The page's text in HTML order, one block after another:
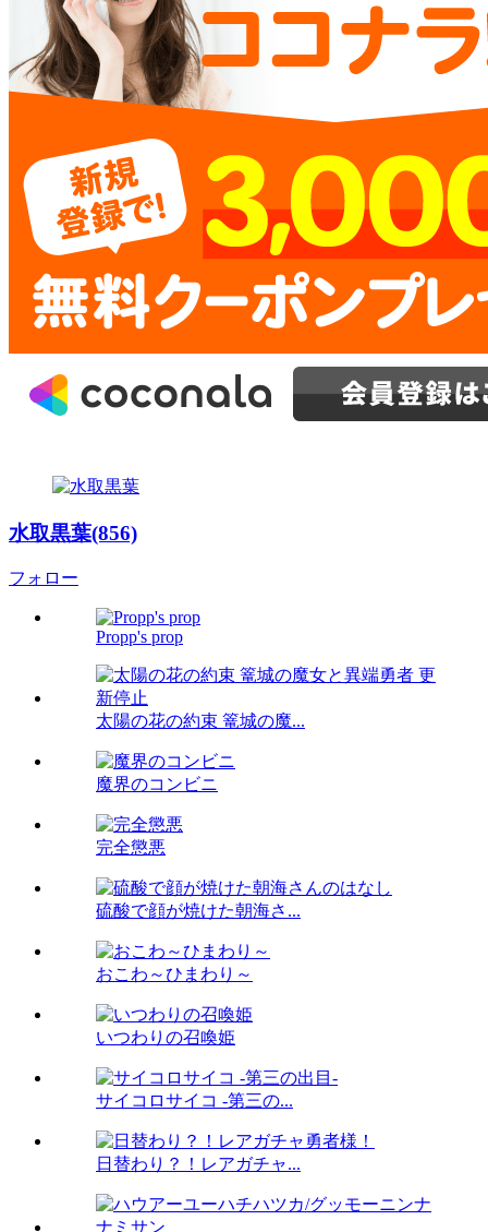
水取黒葉(856)
フォロー
Propp's prop
太陽の花の約束 篭城の魔...
魔界のコンビニ
完全懲悪
硫酸で顔が焼けた朝海さ...
おこわ～ひまわり～
いつわりの召喚姫
サイコロサイコ -第三の...
日替わり？！レアガチャ...